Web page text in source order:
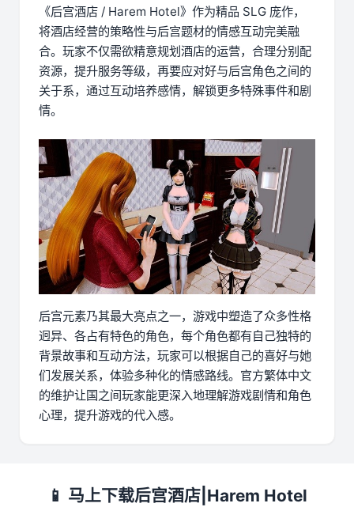
《后宫酒店 / Harem Hotel》作为精品 SLG 庞作，
将酒店经营的策略性与后宫题材的情感互动完美融
合。玩家不仅需欲精意规划酒店的运营，合理分别配
资源，提升服务等级，再要应对好与后宫角色之间的
关于系，通过互动培养感情，解锁更多特殊事件和剧
情。
后宫元素乃其最大亮点之一，游戏中塑造了众多性格
迥异、各占有特色的角色，每个角色都有自己独特的
背景故事和互动方法，玩家可以根据自己的喜好与她
们发展关系，体验多种化的情感路线。官方繁体中文
的维护让国之间玩家能更深入地理解游戏剧情和角色
心理，提升游戏的代入感。
📱 马上下载后宫酒店|Harem Hotel